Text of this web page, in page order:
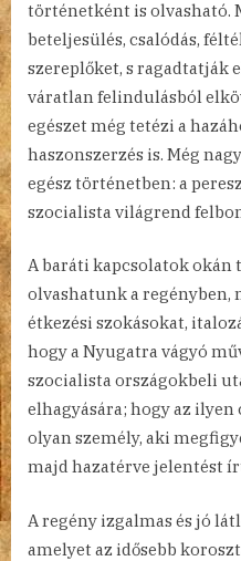
történetként is olvasható.
beteljesülés, csalódás,
szereplőket, s ragadtatják
váratlan felindulásból
egészet még tetézi a
haszonszerzés is. Még
egész történetben: a
szocialista világrend
A baráti kapcsolatok okán
olvashatunk a regényben,
étkezési szokásokat,
hogy a Nyugatra vágyó
szocialista országokbeli
elhagyására; hogy az
olyan személy, aki
majd hazatérve jelentést
A regény izgalmas és jó
amelyet az idősebb